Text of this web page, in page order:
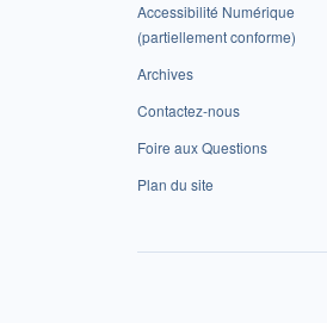
Accessibilité Numérique
(partiellement conforme)
Archives
Contactez-nous
Foire aux Questions
Plan du site